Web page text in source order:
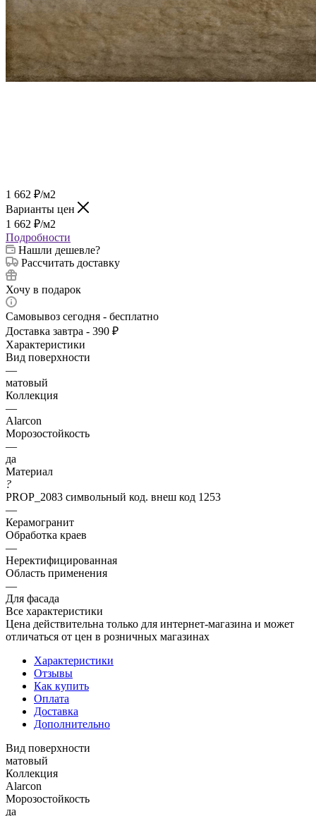
1 662 ₽/м2
Варианты цен
1 662 ₽/м2
Подробности
Нашли дешевле?
Рассчитать доставку
Хочу в подарок
Самовывоз сегодня - бесплатно
Доставка завтра - 390 ₽
Характеристики
Вид поверхности
—
матовый
Коллекция
—
Alarcon
Морозостойкость
—
да
Материал
?
PROP_2083 символьный код. внеш код 1253
—
Керамогранит
Обработка краев
—
Неректифицированная
Область применения
—
Для фасада
Все характеристики
Цена действительна только для интернет-магазина и может
отличаться от цен в розничных магазинах
Характеристики
Отзывы
Как купить
Оплата
Доставка
Дополнительно
Вид поверхности
матовый
Коллекция
Alarcon
Морозостойкость
да